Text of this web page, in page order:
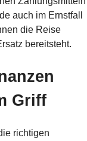
auch im Ernstfall
die Reise
bereitsteht.
Griff
richtigen